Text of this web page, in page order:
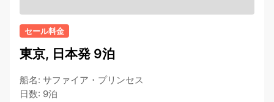
セール料金
東京, 日本発 9泊
船名: サファイア・プリンセス
日数: 9泊